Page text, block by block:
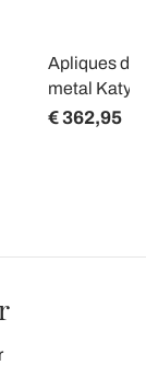
Apliques de
metal Katy
€ 362,95